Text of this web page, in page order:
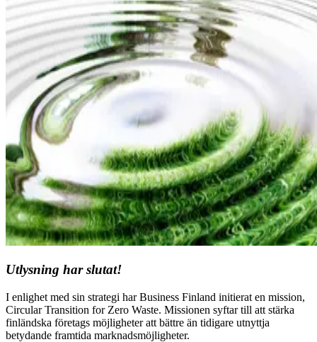
Utlysning har slutat!
I enlighet med sin strategi har Business Finland initierat en mission,
Circular Transition for Zero Waste. Missionen syftar till att stärka
finländska företags möjligheter att bättre än tidigare utnyttja
betydande framtida marknadsmöjligheter.